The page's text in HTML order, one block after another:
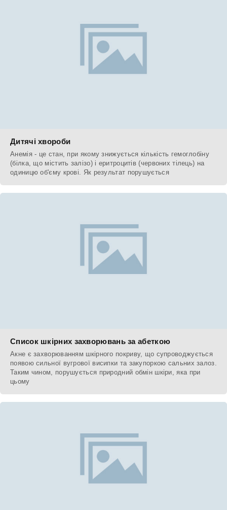
Дитячі хвороби
Анемія - це стан, при якому знижується кількість гемоглобіну
(білка, що містить залізо) і еритроцитів (червоних тілець) на
одиницю об'єму крові. Як результат порушується
Список шкірних захворювань за абеткою
Акне є захворюванням шкірного покриву, що супроводжується
появою сильної вугрової висипки та закупоркою сальних залоз.
Таким чином, порушується природний обмін шкіри, яка при
цьому